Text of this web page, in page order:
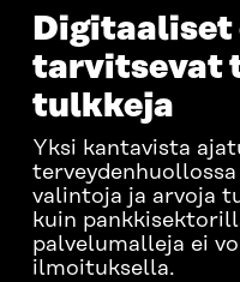
tarvitsevat
tulkkeja
Yksi kantavista
valintoja ja arvoja
kuin
palvelumalleja ei
ilmoituksella.